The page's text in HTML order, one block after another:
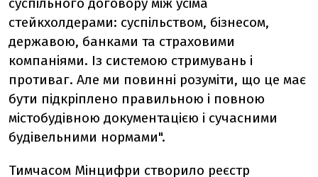
стейкхолдерами: суспільством, бізнесом,
державою, банками та страховими
компаніями. Із системою стримувань і
противаг. Але ми повинні розуміти, що це має
бути підкріплено правильною і повною
містобудівною документацією і сучасними
будівельними нормами".
Тимчасом Мінцифри створило реєстр